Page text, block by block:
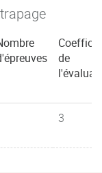
de
3